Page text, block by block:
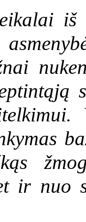
iš
ir nuo